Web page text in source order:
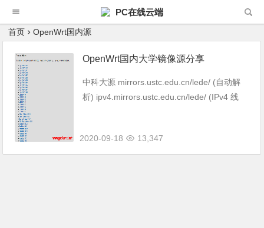
PC在线云端
首页 OpenWrt国内源
OpenWrt国内大学镜像源分享
中科大源 mirrors.ustc.edu.cn/lede/ (自动解
析) ipv4.mirrors.ustc.edu.cn/lede/ (IPv4 线
2020-09-18 13,347